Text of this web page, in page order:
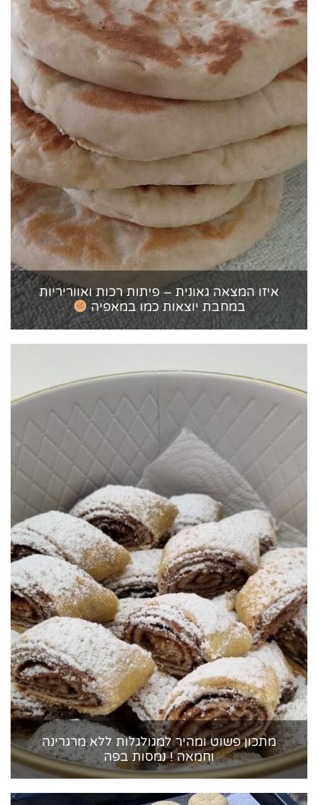
איזו המצאה גאונית – פיתות רכות ואווריריות
במחבת יוצאות כמו במאפיה
מתכון פשוט ומהיר למגולגלות ללא מרגרינה
וחמאה ! נמסות בפה